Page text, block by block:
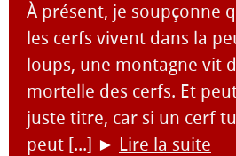
À présent, je soupçonne
les cerfs vivent dans la
loups, une montagne vit
mortelle des cerfs. Et
juste titre, car si un cerf
peut [...] ► Lire la suite